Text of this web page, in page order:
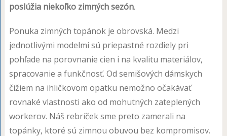
poslúžia niekoľko zimných sezón.
Ponuka zimných topánok je obrovská. Medzi
jednotlivými modelmi sú priepastné rozdiely pri
pohľade na porovnanie cien i na kvalitu materiálov,
spracovanie a funkčnosť. Od semišových dámskych
čižiem na ihličkovom opätku nemožno očakávať
rovnaké vlastnosti ako od mohutných zateplených
workerov. Náš rebríček sme preto zamerali na
topánky, ktoré sú zimnou obuvou bez kompromisov.